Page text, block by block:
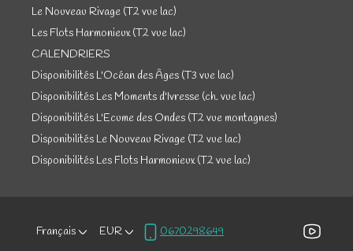
Le Nouveau Rivage (T2 vue lac)
Les Flots Harmonieux (T2 vue lac)
CALENDRIERS
Disponibilités L'Océan des Âges (T3 vue lac)
Disponibilités Les Moments d'Ivresse (ch. vue lac)
Disponibilités L'Ecume des Ondes (T2 vue montagnes)
Disponibilités Le Nouveau Rivage (T2 vue lac)
Disponibilités Les Flots Harmonieux (T2 vue lac)
Français EUR 0670298649